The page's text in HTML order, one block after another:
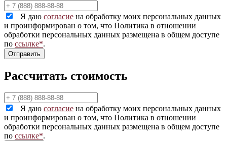
Я даю согласие на обработку моих персональных данных
и проинформирован о том, что Политика в отношении
обработки персональных данных размещена в общем доступе
по ссылке*.
Рассчитать стоимость
Я даю согласие на обработку моих персональных данных
и проинформирован о том, что Политика в отношении
обработки персональных данных размещена в общем доступе
по ссылке*.